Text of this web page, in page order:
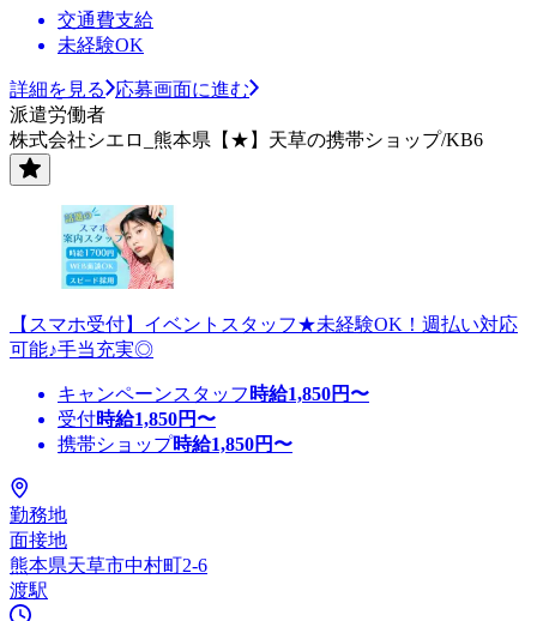
交通費支給
未経験OK
詳細を見る
応募画面に進む
派遣労働者
株式会社シエロ_熊本県【★】天草の携帯ショップ/KB6
【スマホ受付】イベントスタッフ★未経験OK！週払い対応
可能♪手当充実◎
キャンペーンスタッフ 時給1,850円〜
受付時給1,850円〜
携帯ショップ時給1,850円〜
勤務地
面接地
熊本県天草市中村町2-6
渡駅